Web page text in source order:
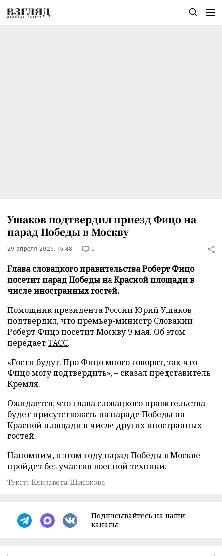
Ушаков подтвердил приезд Фицо на
парад Победы в Москву
29 апреля 2026, 15:48 0
Глава словацкого правительства Роберт Фицо
посетит парад Победы на Красной площади в
числе иностранных гостей.
Помощник президента России Юрий Ушаков
подтвердил, что премьер-министр Словакии
Роберт Фицо посетит Москву 9 мая. Об этом
передаетТАСС.
«Гости будут. Про Фицо много говорят, так что
Фицо могу подтвердить», – сказал представитель
Кремля.
Ожидается, что глава словацкого правительства
будет присутствовать на параде Победы на
Красной площади в числе других иностранных
гостей.
Напомним, в этом году парад Победы в Москве
пройдет без участия военной техники.
Текст: Елизавета Шишкова
Подписывайтесь на наши
каналы